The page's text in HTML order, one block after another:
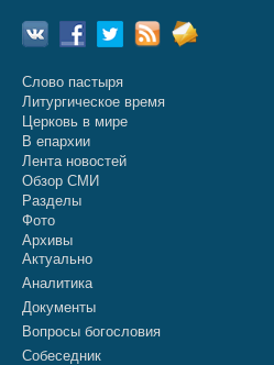
Слово пастыря
Литургическое время
Церковь в мире
В епархии
Лента новостей
Обзор СМИ
Разделы
Фото
Архивы
Актуально
Аналитика
Документы
Вопросы богословия
Собеседник